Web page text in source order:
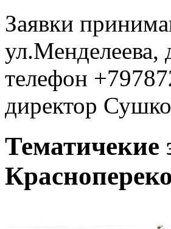
Заявки
ул.Менделеева,
телефон
директор
Тематичекие